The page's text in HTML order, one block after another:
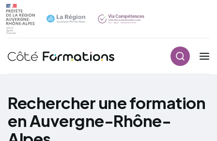
Navigation principale
Rechercher une formation
en Auvergne-Rhône-